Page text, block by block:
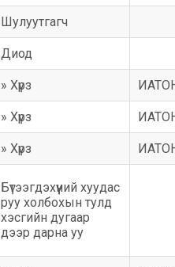
Шулуутгагч
Диод
» Хүрз
» Хүрз
» Хүрз
Бүтээгдэхүүний хуудас
руу холбохын тулд
хэсгийн дугаар
дээр дарна уу